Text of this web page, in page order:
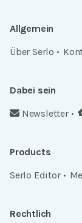
Allgemein
Über Serlo
Dabei sein
Newsletter
Products
Serlo Editor
Rechtlich